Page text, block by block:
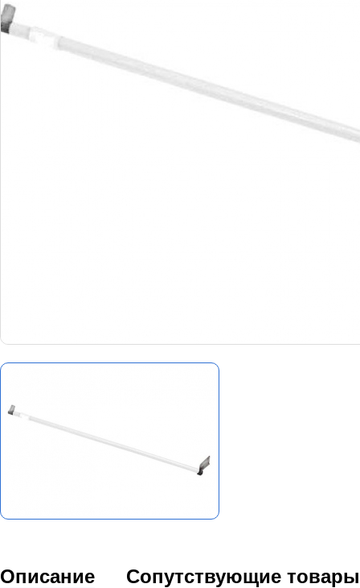
Описание Сопутствующие товары